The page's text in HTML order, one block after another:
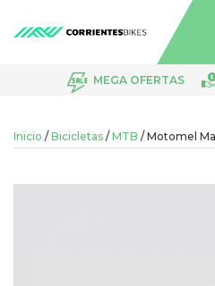
MEGA OFERTAS
Inicio / Bicicletas / MTB / Motomel